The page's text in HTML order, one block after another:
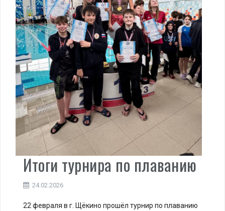
Итоги турнира по плаванию
24.02.2026
22 февраля в г. Щёкино прошёл турнир по плаванию